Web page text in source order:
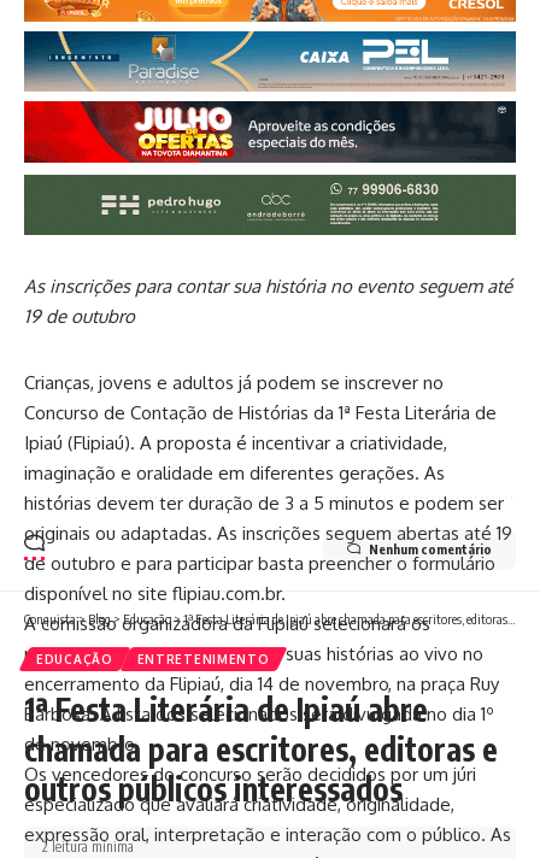
As inscrições para contar sua história no evento seguem até
19 de outubro
Crianças, jovens e adultos já podem se inscrever no
Concurso de Contação de Histórias da 1ª Festa Literária de
Ipiaú (Flipiaú). A proposta é incentivar a criatividade,
imaginação e oralidade em diferentes gerações. As
histórias devem ter duração de 3 a 5 minutos e podem ser
originais ou adaptadas. As inscrições seguem abertas até 19
de outubro e para participar basta preencher o formulário
disponível no site flipiau.com.br.
A comissão organizadora da Flipiaú selecionará os
participantes que apresentarão suas histórias ao vivo no
encerramento da Flipiaú, dia 14 de novembro, na praça Ruy
Barbosa. A lista dos selecionados será divulgada no dia 1º
de novembro.
Os vencedores do concurso serão decididos por um júri
especializado que avaliará criatividade, originalidade,
expressão oral, interpretação e interação com o público. As
Nenhum comentário
Conquista>Blog> Educação>1ª Festa Literária de Ipiaú abre chamada para escritores, editoras e outros públicos interessados
EDUCAÇÃO ENTRETENIMENTO
1ª Festa Literária de Ipiaú abre
chamada para escritores, editoras e
outros públicos interessados
2 leitura mínima